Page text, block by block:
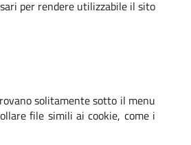
per rendere utilizzabile il sito
solitamente sotto il menu
file simili ai cookie, come i